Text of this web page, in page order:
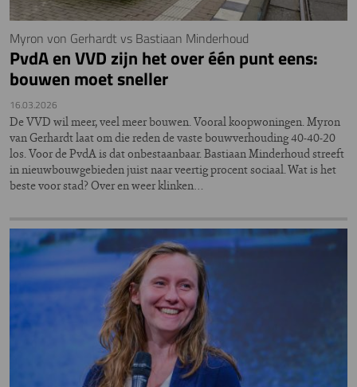
Myron von Gerhardt vs Bastiaan Minderhoud
PvdA en VVD zijn het over één punt eens:
bouwen moet sneller
16.03.2026
De VVD wil meer, veel meer bouwen. Vooral koopwoningen. Myron
van Gerhardt laat om die reden de vaste bouwverhouding 40-40-20
los. Voor de PvdA is dat onbestaanbaar. Bastiaan Minderhoud streeft
in nieuwbouwgebieden juist naar veertig procent sociaal. Wat is het
beste voor stad? Over en weer klinken…